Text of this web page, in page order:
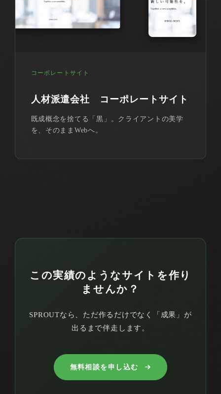
コーポレートサイト
人材派遣会社 コーポレートサイト
既成概念を捨てる「黒」。クライアントの美学
を、そのままWebへ。
この実績のようなサイトを作り
ませんか？
SPROUTなら、ただ作るだけでなく「成果」が
出るまで伴走します。
無料相談を申し込む